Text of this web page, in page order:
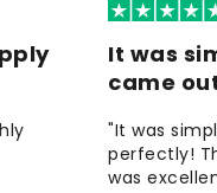
It was
came
"It was
perfectly!
was